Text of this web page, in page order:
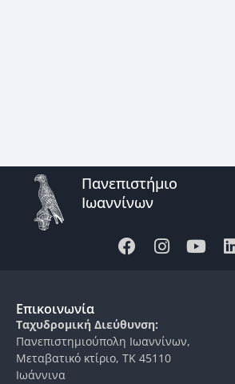
Πανεπιστήμιο
Ιωαννίνων
Επικοινωνία
Ταχυδρομική Διεύθυνση:
Πανεπιστημιούπολη Ιωαννίνων,
Μεταβατικό κτίριο, ΤΚ 45110
Ιωάννινα